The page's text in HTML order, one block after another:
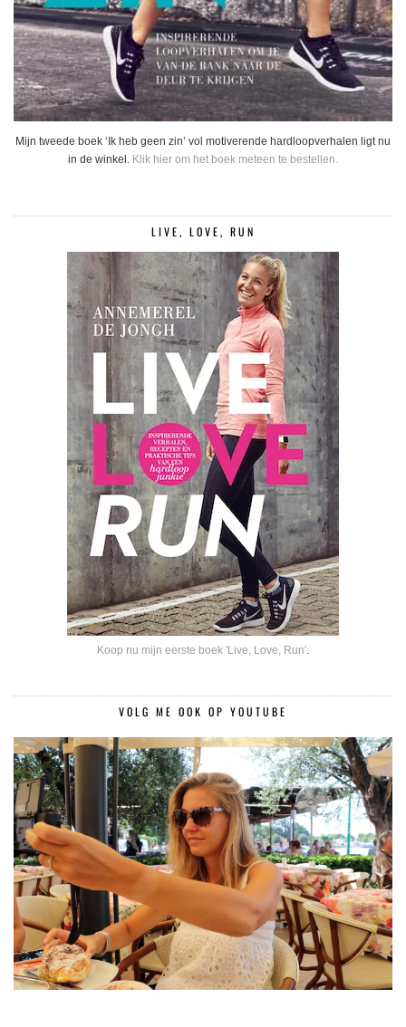
Mijn tweede boek ‘Ik heb geen zin’ vol motiverende hardloopverhalen ligt nu
in de winkel. Klik hier om het boek meteen te bestellen.
LIVE, LOVE, RUN
Koop nu mijn eerste boek 'Live, Love, Run'.
VOLG ME OOK OP YOUTUBE